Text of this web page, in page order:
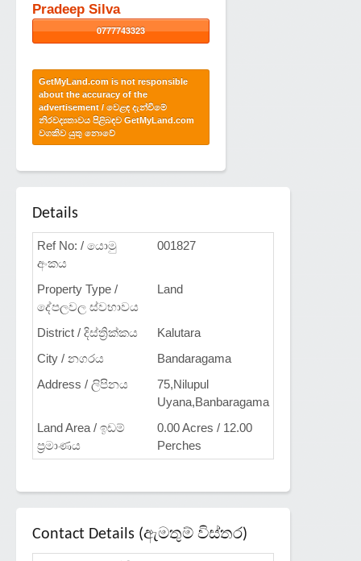
Pradeep Silva
0777743323
GetMyLand.com is not responsible
about the accuracy of the
advertisement / වෙළඳ දැන්වීමේ
නිරවද්‍යතාවය පිළිබඳව GetMyLand.com
වගකිව යුතු නොවේ
Details
Ref No: / යොමු
අංකය
001827
Property Type /
දේපලවල ස්වභාවය
Land
District / දිස්ත්‍රික්කය
Kalutara
City / නගරය
Bandaragama
Address / ලිපිනය
75,Nilupul
Uyana,Banbaragama
Land Area / ඉඩම්
ප්‍රමාණය
0.00 Acres / 12.00
Perches
Contact Details (ඇමතුම් විස්තර)